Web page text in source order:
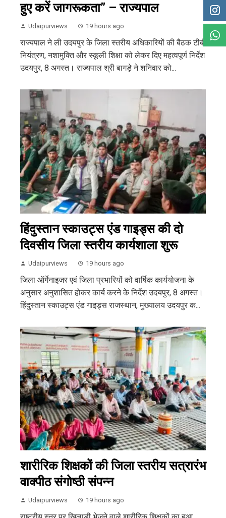
हुए करें जागरूकता” – राज्यपाल
Udaipurviews 19 hours ago
राज्यपाल ने ली उदयपुर के जिला स्तरीय अधिकारियों की बैठक टीबी
नियंत्रण, नशामुक्ति और स्कूली शिक्षा को लेकर दिए महत्वपूर्ण निर्देश
उदयपुर, 8 अगस्त। राज्यपाल श्री बागड़े ने शनिवार को...
हिंदुस्तान स्काउट्स एंड गाइड्स की दो
दिवसीय जिला स्तरीय कार्यशाला शुरू
Udaipurviews 19 hours ago
जिला ऑर्गेनाइजर एवं जिला प्रभारियों को वार्षिक कार्ययोजना के
अनुसार अनुशासित होकर कार्य करने के निर्देश उदयपुर, 8 अगस्त।
हिंदुस्तान स्काउट्स एंड गाइड्स राजस्थान, मुख्यालय उदयपुर क...
शारीरिक शिक्षकों की जिला स्तरीय सत्रारंभ
वाक्पीठ संगोष्ठी संपन्न
Udaipurviews 19 hours ago